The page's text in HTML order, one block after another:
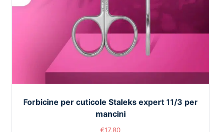
Forbicine per cuticole Staleks expert 11/3 per
mancini
€17,80